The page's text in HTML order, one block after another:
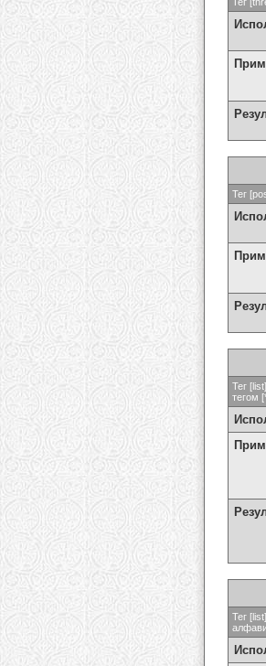
Тег
Тег
тегом
Тег